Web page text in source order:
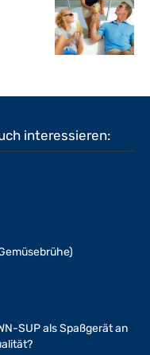
interessieren:
SUP als Spaßgerät an